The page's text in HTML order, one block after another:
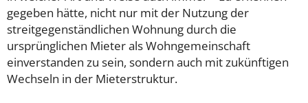
gegeben hätte, nicht nur mit der Nutzung der
streitgegenständlichen Wohnung durch die
ursprünglichen Mieter als Wohngemeinschaft
einverstanden zu sein, sondern auch mit zukünftigen
Wechseln in der Mieterstruktur.